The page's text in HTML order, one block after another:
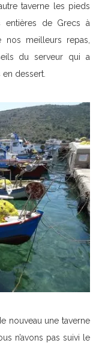
taverne les pieds
entières de Grecs à
nos meilleurs repas,
du serveur qui a
dessert.
nouveau une taverne
n’avons pas suivi le